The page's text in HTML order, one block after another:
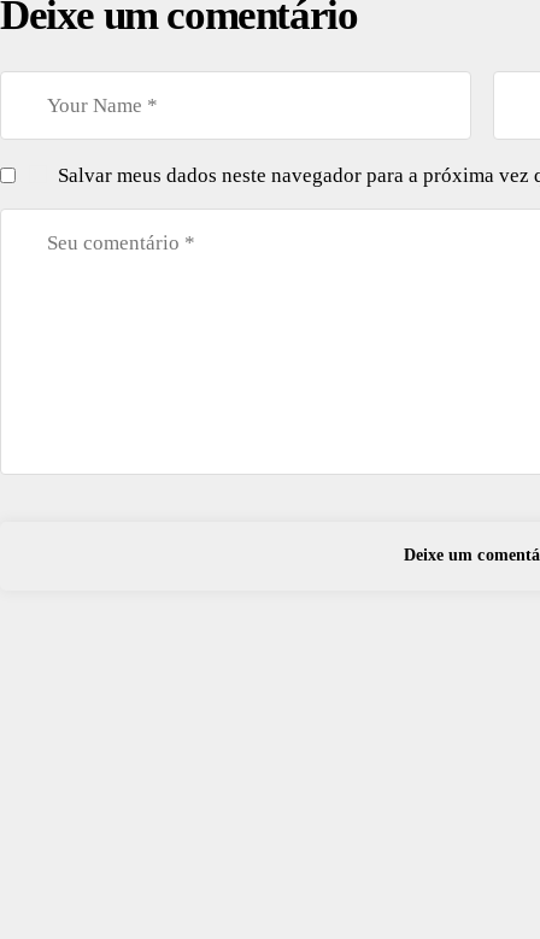
Deixe um comentário
Salvar meus dados neste navegador para a próxima vez